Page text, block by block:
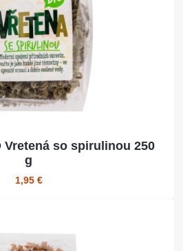
so spirulinou 250
g
1,95 €